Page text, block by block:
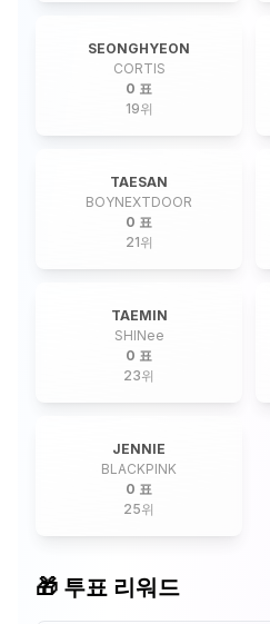
SEONGHYEON
CORTIS
0 표
19위
TAESAN
BOYNEXTDOOR
0 표
21위
TAEMIN
SHINee
0 표
23위
JENNIE
BLACKPINK
0 표
25위
🎁 투표 리워드